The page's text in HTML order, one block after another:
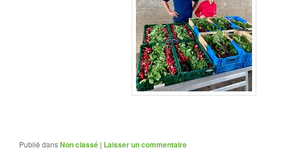
Publié dansNon classé | Laisser un commentaire